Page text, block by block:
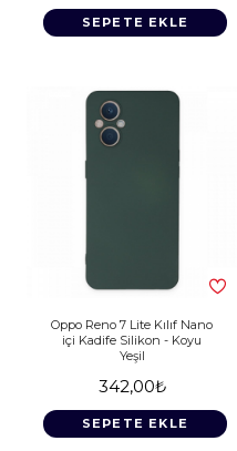
SEPETE EKLE
Oppo Reno 7 Lite Kılıf Nano
içi Kadife Silikon - Koyu
Yeşil
342,00₺
SEPETE EKLE